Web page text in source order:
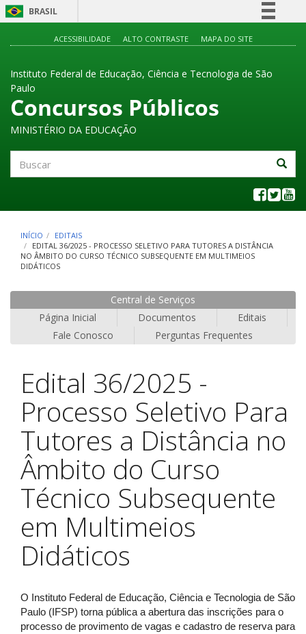
BRASIL
Participe
Legislação
ACESSIBILIDADE ALTO CONTRASTE MAPA DO SITE
Instituto Federal de Educação, Ciência e Tecnologia de São
Paulo
Concursos Públicos
MINISTÉRIO DA EDUCAÇÃO
INÍCIO
EDITAIS
EDITAL 36/2025 - PROCESSO SELETIVO PARA TUTORES A DISTÂNCIA
NO ÂMBITO DO CURSO TÉCNICO SUBSEQUENTE EM MULTIMEIOS
DIDÁTICOS
Central de Serviços
Página Inicial
Documentos
Editais
Fale Conosco
Perguntas Frequentes
Edital 36/2025 -
Processo Seletivo Para
Tutores a Distância no
Âmbito do Curso
Técnico Subsequente
em Multimeios
Didáticos
O Instituto Federal de Educação, Ciência e Tecnologia de São
Paulo (IFSP) torna pública a abertura das inscrições para o
processo de provimento de vagas e cadastro de reserva para